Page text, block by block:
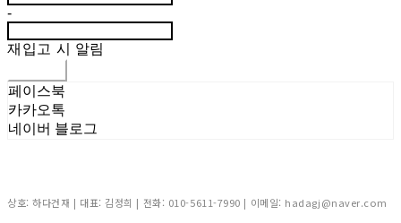
-
재입고 시 알림
페이스북
카카오톡
네이버 블로그
상호: 하다건재 | 대표: 김정희 | 전화: 010-5611-7990 | 이메일: hadagj@naver.com